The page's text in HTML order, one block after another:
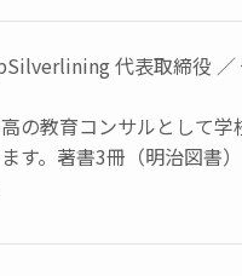
代表取締役 ／
の教育コンサルとして学
す。著書3冊（明治図書